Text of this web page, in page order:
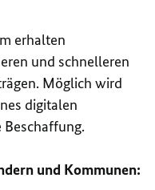
erhalten
und schnelleren
Möglich wird
digitalen
und Kommunen: